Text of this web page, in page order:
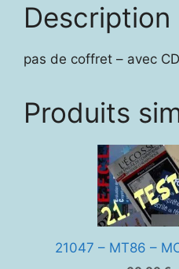
Description
pas de coffret – avec CD
Produits
21047 – MT86 –